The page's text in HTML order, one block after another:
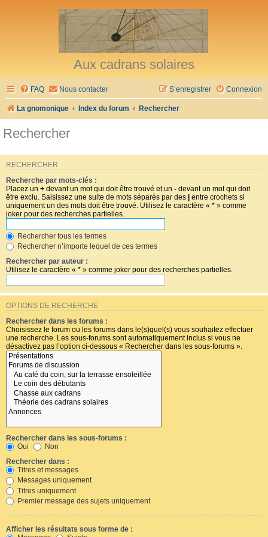
Aux cadrans solaires
FAQ Nous contacter Connexion
S’enregistrer
La gnomonique Index du forum Rechercher
Rechercher
RECHERCHER
Recherche par mots-clés :
Placez un + devant un mot qui doit être trouvé et un - devant un mot qui doit
être exclu. Saisissez une suite de mots séparés par des | entre crochets si
uniquement un des mots doit être trouvé. Utilisez le caractère « * » comme
joker pour des recherches partielles.
Rechercher tous les termes
Rechercher n’importe lequel de ces termes
Rechercher par auteur :
Utilisez le caractère « * » comme joker pour des recherches partielles.
OPTIONS DE RECHERCHE
Rechercher dans les forums :
Choisissez le forum ou les forums dans le(s)quel(s) vous souhaitez effectuer
une recherche. Les sous-forums sont automatiquement inclus si vous ne
désactivez pas l’option ci-dessous « Rechercher dans les sous-forums ».
Rechercher dans les sous-forums :
Oui
Non
Rechercher dans :
Titres et messages
Messages uniquement
Titres uniquement
Premier message des sujets uniquement
Afficher les résultats sous forme de :